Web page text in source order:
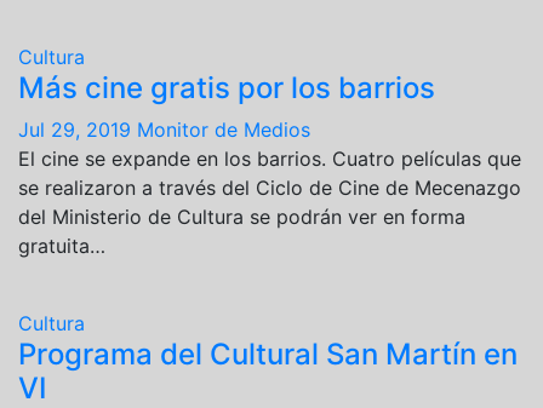
Cultura
Más cine gratis por los barrios
Jul 29, 2019 Monitor de Medios
El cine se expande en los barrios. Cuatro películas que
se realizaron a través del Ciclo de Cine de Mecenazgo
del Ministerio de Cultura se podrán ver en forma
gratuita…
Cultura
Programa del Cultural San Martín en
VI